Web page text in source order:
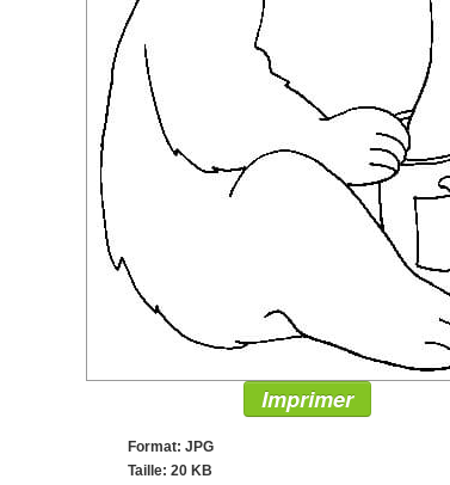
Imprimer
Format: JPG
Taille: 20 KB